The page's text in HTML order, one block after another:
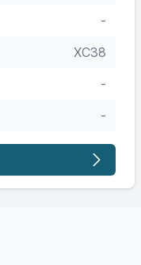
-
XC38
-
-